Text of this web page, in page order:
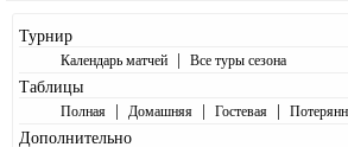
Турнир
Календарь матчей | Все туры сезона
Таблицы
Полная | Домашняя | Гостевая |
Дополнительно